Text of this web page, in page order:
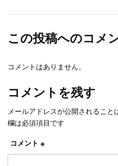
この投稿へのコメ
コメントはありません。
コメントを残す
メールアドレスが公開されること
欄は必須項目です
コメント ※